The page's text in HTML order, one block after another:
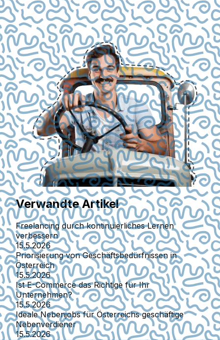
Verwandte Artikel
Freelancing durch kontinuierliches Lernen
verbessern
15.5.2026
Priorisierung von Geschäftsbedürfnissen in
Österreich
15.5.2026
Ist E-Commerce das Richtige für Ihr
Unternehmen?
15.5.2026
Ideale Nebenjobs für Österreichs geschäftige
Nebenverdiener
15.5.2026